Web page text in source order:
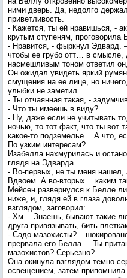
ними дверь. Да, недолго
приветливость.
- Кажется, ты ей нравишься, -
крутым ступеням, проговорила
- Нравится, - фыркнул Эдвард.
чтобы ее грубо отт… в смысле,
насмешливым тоном ответил
Он ожидал увидеть яркий
смущения на ее лице, но
улыбки не заметил.
- Ты отчаянная такая, -
- Что ты имеешь в виду?
- Ну, даже если не учитывать
ночью, то тот факт, что ты вот
какое-то подземелье… А что,
По узким интересам?
Изабелла нахмурилась и
глядя на Эдварда.
- Во-первых, не ты меня нашел,
Вдвоем. А во-вторых… каким
Мейсен развернулся к Белле
ниже, и, глядя ей в глаза
взглядом, заговорил:
- Хм… Знаешь, бывают такие
друга привязывать, бить
- Садо-мазохисты? –
прервала его Белла. – Ты
мазохистов? Серьезно?
Она окинула взглядом темно-
освещением, затем